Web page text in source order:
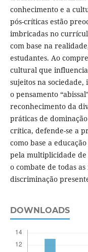
conhecimento e a
pós-críticas estão
imbricadas no
com base na
estudantes. Ao
cultural que
sujeitos na
o pensamento
reconhecimento da
práticas de
crítica, defende-se a
como base a
pela multiplicidade de
o combate de todas
discriminação
DOWNLOADS